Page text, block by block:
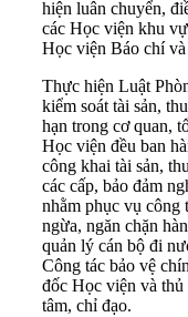
hiện luân chuyển,
các Học viện khu
Học viện Báo chí
Thực hiện Luật
kiểm soát tài sản,
hạn trong cơ quan,
Học viện đều ban
công khai tài sản,
các cấp, bảo đảm
nhằm phục vụ công
ngừa, ngăn chặn
quản lý cán bộ đi
Công tác bảo vệ
đốc Học viện và
tâm, chỉ đạo.